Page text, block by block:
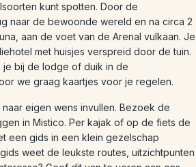
kunt spotten. Door de
naar de bewoonde wereld en na circa 2
aan de voet van de Arenal vulkaan. Je
met huisjes verspreid door de tuin.
je bij de lodge of duik in de
we graag kaartjes voor je regelen.
eigen wens invullen. Bezoek de
in Mistico. Per kajak of op de fiets de
een gids in een klein gezelschap
weet de leukste routes, uitzichtpunten